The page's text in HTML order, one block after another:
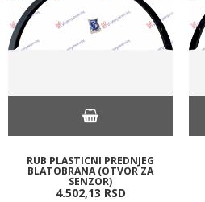
RUB PLASTICNI PREDNJEG
BLATOBRANA (OTVOR ZA
SENZOR)
4.502,13 RSD